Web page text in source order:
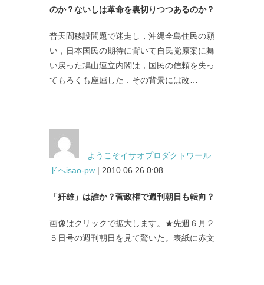
のか？ないしは革命を裏切りつつあるのか？
普天間移設問題で迷走し，沖縄全島住民の願
い，日本国民の期待に背いて自民党原案に舞
い戻った鳩山連立内閣は，国民の信頼を失っ
てもろくも座屈した．その背景には改…
ようこそイサオプロダクトワール
ドへisao-pw | 2010.06.26 0:08
「奸雄」は誰か？菅政権で週刊朝日も転向？
画像はクリックで拡大します。★先週６月２
５日号の週刊朝日を見て驚いた。表紙に赤文